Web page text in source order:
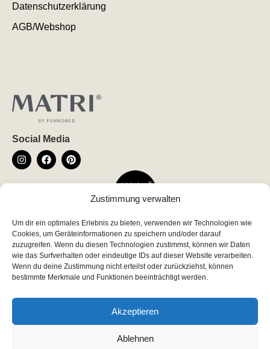
Zustimmung verwalten
Um dir ein optimales Erlebnis zu bieten, verwenden wir Technologien wie
Cookies, um Geräteinformationen zu speichern und/oder darauf
zuzugreifen. Wenn du diesen Technologien zustimmst, können wir Daten
wie das Surfverhalten oder eindeutige IDs auf dieser Website verarbeiten.
Wenn du deine Zustimmung nicht erteilst oder zurückziehst, können
bestimmte Merkmale und Funktionen beeinträchtigt werden.
Akzeptieren
Ablehnen
Datenschutzerklärung
AGB/Webshop
Social Media
Newsletter
*indicates required
Email Address*